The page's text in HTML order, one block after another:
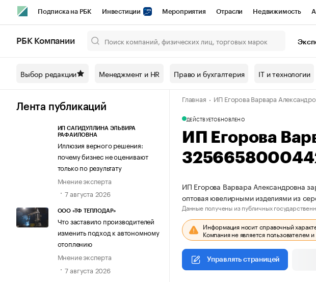
Подписка на РБК Инвестиции Мероприятия Отрасли Недвижимость
Спецпроекты СПб Конференции СПб Спецпроекты Проверка контрагентов
Технологии и медиа Рынок наличной валюты
РБК Компании
Выбор редакции Менеджмент и HR Право и бухгалтерия IT и технологии
Лента публикаций
ИП САГИДУЛЛИНА ЭЛЬВИРА
РАФАИЛОВНА
Иллюзия верного решения:
почему бизнес не оценивают
только по результату
Мнение эксперта
7 августа 2026
ООО «ТФ ТЕПЛОДАР»
Что заставило производителей
изменить подход к автономному
отоплению
Мнение эксперта
7 августа 2026
Главная ИП Егорова Варвара
ДЕЙСТВУЕТОБНОВЛЕНО
ИП Егорова
ИП Егорова Варвара Александровна
оптовая ювелирными изделиями из
Данные получены из публичных
Информация носит справочный
Компания не является
Управлять страницей